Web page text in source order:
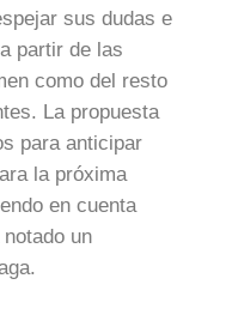
sus dudas e
partir de las
como del resto
La propuesta
para anticipar
la próxima
en cuenta
un